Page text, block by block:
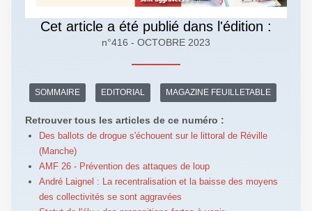
Cet article a été publié dans l'édition :
n°416 - OCTOBRE 2023
SOMMAIRE EDITORIAL MAGAZINE FEUILLETABLE
Retrouver tous les articles de ce numéro :
Des ballots de drogue s'échouent sur le littoral de Réville
(Manche)
AMF 26 - Prévention des attaques de loup
André Laignel : La recentralisation et la baisse des moyens
des collectivités se sont aggravées